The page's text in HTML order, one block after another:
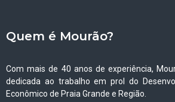
Quem é Mourão?
Com mais de 40 anos de experiência,
dedicada ao trabalho em prol do
Econômico de Praia Grande e Região.